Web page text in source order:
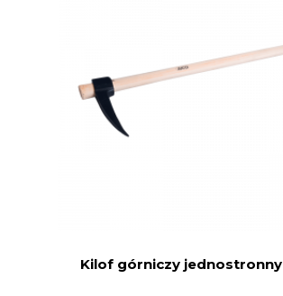
Kilof górniczy jednostronny